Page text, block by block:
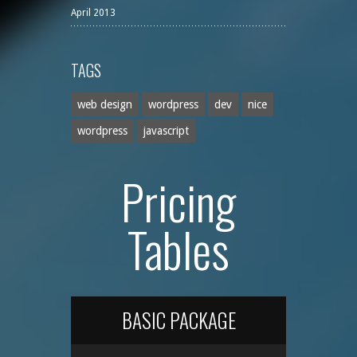
April 2013
TAGS
web design wordpress dev nice
wordpress javascript
Pricing
Tables
BASIC PACKAGE